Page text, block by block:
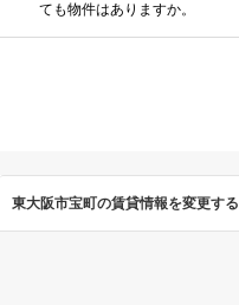
ても物件はありますか。
東大阪市宝町の賃貸情報を変更する